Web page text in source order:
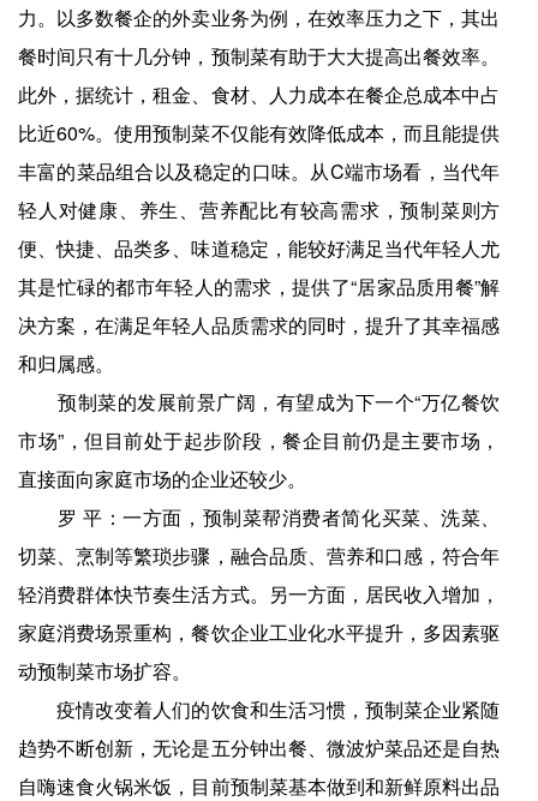
力。以多数餐企的外卖业务为例，在效率压力之下，其出
餐时间只有十几分钟，预制菜有助于大大提高出餐效率。
此外，据统计，租金、食材、人力成本在餐企总成本中占
比近60%。使用预制菜不仅能有效降低成本，而且能提供
丰富的菜品组合以及稳定的口味。从C端市场看，当代年
轻人对健康、养生、营养配比有较高需求，预制菜则方
便、快捷、品类多、味道稳定，能较好满足当代年轻人尤
其是忙碌的都市年轻人的需求，提供了“居家品质用餐”解
决方案，在满足年轻人品质需求的同时，提升了其幸福感
和归属感。
预制菜的发展前景广阔，有望成为下一个“万亿餐饮
市场”，但目前处于起步阶段，餐企目前仍是主要市场，
直接面向家庭市场的企业还较少。
罗 平：一方面，预制菜帮消费者简化买菜、洗菜、
切菜、烹制等繁琐步骤，融合品质、营养和口感，符合年
轻消费群体快节奏生活方式。另一方面，居民收入增加，
家庭消费场景重构，餐饮企业工业化水平提升，多因素驱
动预制菜市场扩容。
疫情改变着人们的饮食和生活习惯，预制菜企业紧随
趋势不断创新，无论是五分钟出餐、微波炉菜品还是自热
自嗨速食火锅米饭，目前预制菜基本做到和新鲜原料出品